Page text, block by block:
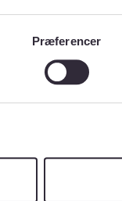
Præferencer